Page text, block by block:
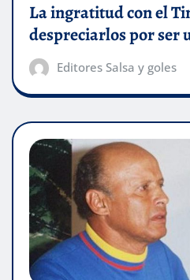
La ingratitud con el
despreciarlos por ser
Editores Salsa y goles